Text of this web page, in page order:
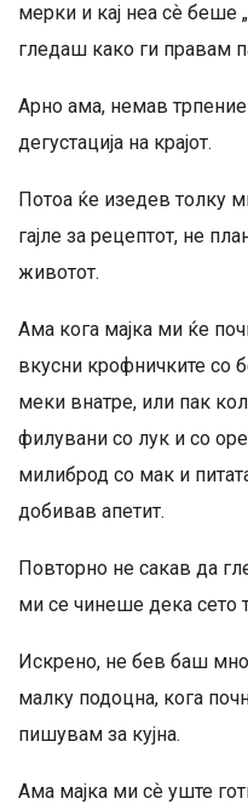
мерки и кај неа сѐ беше
гледаш како ги правам
Арно ама, немав
дегустација на крајот.
Потоа ќе изедев толку
гајле за рецептот, не
животот.
Ама кога мајка ми ќе
вкусни крофничките со
меки внатре, или пак
филувани со лук и со
милиброд со мак и
добивав апетит.
Повторно не сакав да
ми се чинеше дека сето
Искрено, не бев баш
малку подоцна, кога
пишувам за кујна.
Ама мајка ми сѐ уште